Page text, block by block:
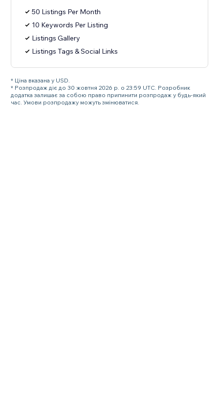
50 Listings Per Month
10 Keywords Per Listing
Listings Gallery
Listings Tags & Social Links
* Ціна вказана у USD.
* Розпродаж діє до 30 жовтня 2026 р. о 23:59 UTC. Розробник
додатка залишає за собою право припинити розпродаж у будь-який
час. Умови розпродажу можуть змінюватися.